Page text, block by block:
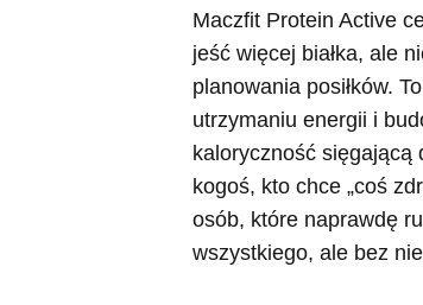
Maczfit Protein Active
jeść więcej białka, ale
planowania posiłków.
utrzymaniu energii i
kaloryczność
kogoś, kto chce „coś
osób, które naprawdę
wszystkiego, ale bez